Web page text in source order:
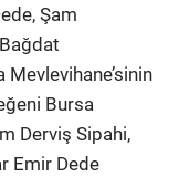
Şam
Bursa
Derviş Sipahi,
Emir Dede